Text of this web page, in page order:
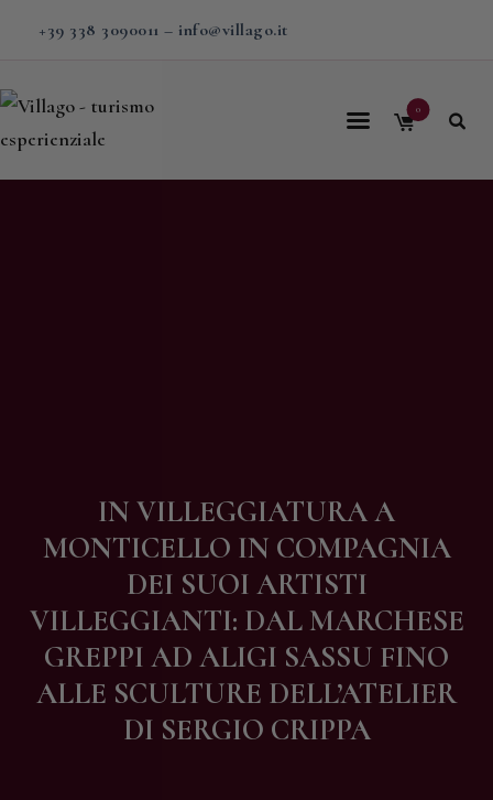
+39 338 3090011 – info@villago.it
0
IN VILLEGGIATURA A
MONTICELLO IN COMPAGNIA
DEI SUOI ARTISTI
VILLEGGIANTI: DAL MARCHESE
GREPPI AD ALIGI SASSU FINO
ALLE SCULTURE DELL’ATELIER
DI SERGIO CRIPPA
Home
Contatti